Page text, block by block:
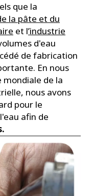
que la
la pâte et du
et l’industrie
d'eau
de fabrication
En nous
de la
nous avons
pour le
afin de